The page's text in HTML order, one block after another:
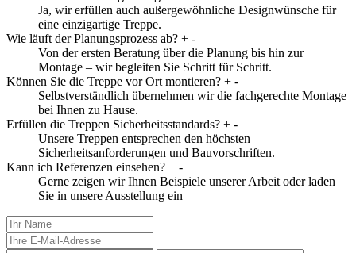
Ja, wir erfüllen auch außergewöhnliche Designwünsche für
eine einzigartige Treppe.
Wie läuft der Planungsprozess ab? + -
Von der ersten Beratung über die Planung bis hin zur
Montage – wir begleiten Sie Schritt für Schritt.
Können Sie die Treppe vor Ort montieren? + -
Selbstverständlich übernehmen wir die fachgerechte Montage
bei Ihnen zu Hause.
Erfüllen die Treppen Sicherheitsstandards? + -
Unsere Treppen entsprechen den höchsten
Sicherheitsanforderungen und Bauvorschriften.
Kann ich Referenzen einsehen? + -
Gerne zeigen wir Ihnen Beispiele unserer Arbeit oder laden
Sie in unsere Ausstellung ein